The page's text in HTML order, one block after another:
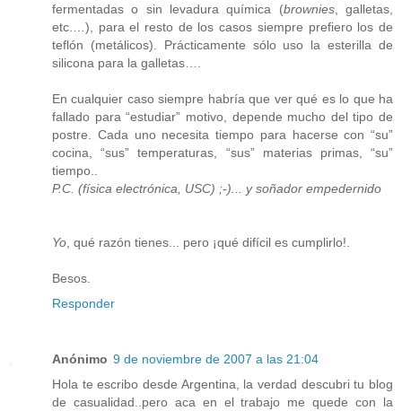
fermentadas o sin levadura química (brownies, galletas,
etc.…), para el resto de los casos siempre prefiero los de
teflón (metálicos). Prácticamente sólo uso la esterilla de
silicona para la galletas….
En cualquier caso siempre habría que ver qué es lo que ha
fallado para “estudiar” motivo, depende mucho del tipo de
postre. Cada uno necesita tiempo para hacerse con “su”
cocina, “sus” temperaturas, “sus” materias primas, “su”
tiempo..
P.C. (física electrónica, USC) ;-)... y soñador empedernido
Yo , qué razón tienes... pero ¡qué difícil es cumplirlo!.
Besos.
Responder
Anónimo 9 de noviembre de 2007 a las 21:04
Hola te escribo desde Argentina, la verdad descubri tu blog
de casualidad..pero aca en el trabajo me quede con la